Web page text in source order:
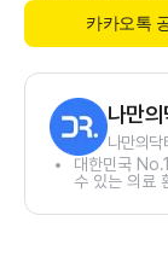
카카오톡
나만의
나만의닥
대한민국
수 있는 의료